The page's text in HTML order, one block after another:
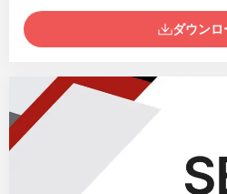
ダウンロ